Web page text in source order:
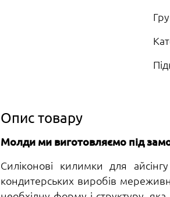
Опис товару
Молди ми виготовляємо під
Силіконові килимки для
кондитерських виробів